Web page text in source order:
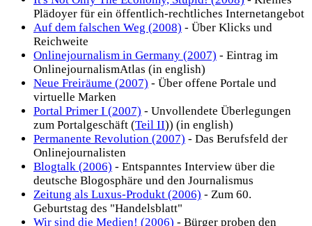
Plädoyer für ein öffentlich-rechtliches Internetangebot
Auf dem falschen Weg (2008) - Über Klicks und
Reichweite
Onlinejournalism in Germany (2007) - Eintrag im
OnlinejournalismAtlas (in english)
Neue Freiräume (2007) - Über offene Portale und
virtuelle Marken
Portal Primer I (2007) - Unvollendete Überlegungen
zum Portalgeschäft (Teil II)) (in english)
Permanente Revolution (2007) - Das Berufsfeld der
Onlinejournalisten
Blogtalk (2006) - Entspanntes Interview über die
deutsche Blogosphäre und den Journalismus
Zeitung als Luxus-Produkt (2006) - Zum 60.
Geburtstag des "Handelsblatt"
Wir sind die Medien! (2006) - Bürger proben den